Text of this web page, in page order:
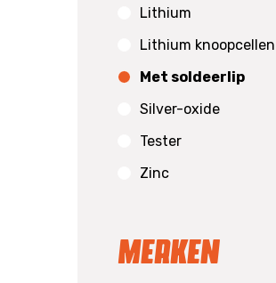
Lithium
Lithium knoopcellen
Met soldeerlip
Silver-oxide
Tester
Zinc
Merken